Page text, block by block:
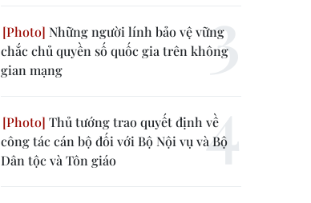
Những người lính bảo vệ vững
chắc chủ quyền số quốc gia trên không
gian mạng
Thủ tướng trao quyết định về
công tác cán bộ đối với Bộ Nội vụ và Bộ
Dân tộc và Tôn giáo